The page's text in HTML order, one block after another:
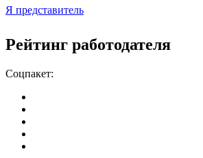
Я представитель
Рейтинг работодателя
Соцпакет: